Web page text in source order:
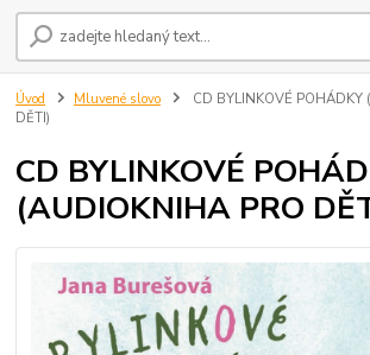
Úvod Mluvené slovo
CD BYLINKOVÉ POHÁDKY
DĚTI)
CD BYLINKOVÉ
(AUDIOKNIHA PRO